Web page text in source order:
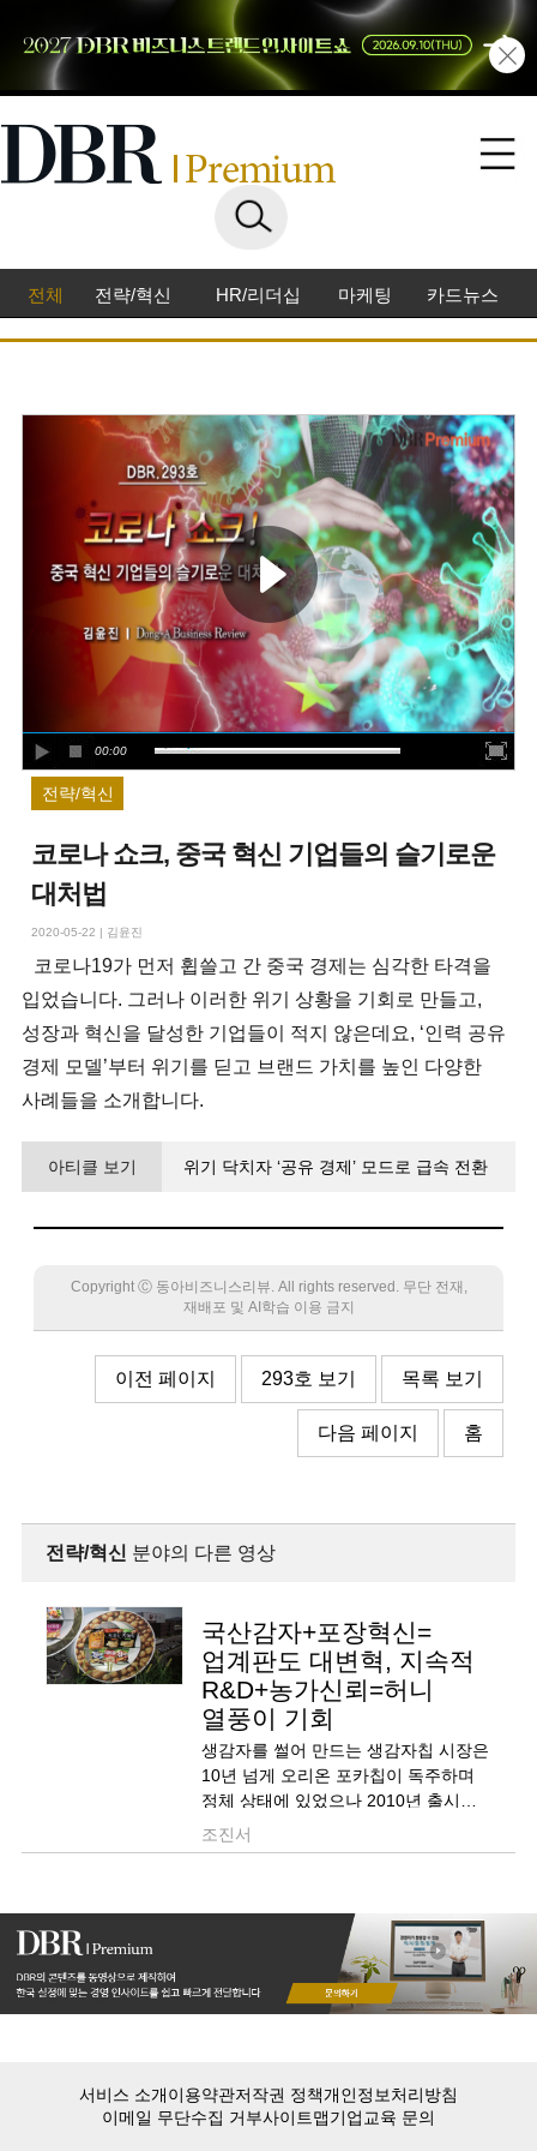
전체 전략/혁신 HR/리더십 마케팅 카드뉴스
00:00
전략/혁신
코로나 쇼크, 중국 혁신 기업들의 슬기로운
대처법
2020-05-22 | 김윤진
코로나19가 먼저 휩쓸고 간 중국 경제는 심각한 타격을
입었습니다. 그러나 이러한 위기 상황을 기회로 만들고,
성장과 혁신을 달성한 기업들이 적지 않은데요, ‘인력 공유
경제 모델’부터 위기를 딛고 브랜드 가치를 높인 다양한
사례들을 소개합니다.
아티클 보기
위기 닥치자 ‘공유 경제’ 모드로 급속 전환
Copyright Ⓒ 동아비즈니스리뷰. All rights reserved. 무단 전재,
재배포 및 AI학습 이용 금지
이전 페이지 293호 보기 목록 보기
다음 페이지 홈
전략/혁신 분야의 다른 영상
국산감자+포장혁신=
업계판도 대변혁, 지속적
R&D+농가신뢰=허니
열풍이 기회
생감자를 썰어 만드는 생감자칩 시장은
10년 넘게 오리온 포카칩이 독주하며
정체 상태에 있었으나 2010년 출시된
농심 수미칩은 5년 만에 시장점유율을
25% 가까이 끌어올리며 업계 판도를
수미칩의 성공비결은 다음과 같다.
(1) 물류 투입 차별화: 가공용 &l..
조진서
서비스 소개이용약관저작권 정책개인정보처리방침
이메일 무단수집 거부사이트맵기업교육 문의